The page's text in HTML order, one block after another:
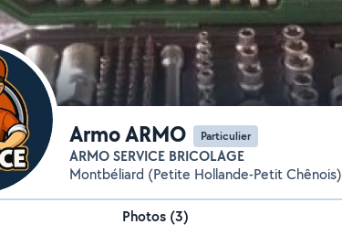
Armo ARMO Particulier
ARMO SERVICE BRICOLAGE
Montbéliard (Petite Hollande-Petit Chênois)
Photos (3)